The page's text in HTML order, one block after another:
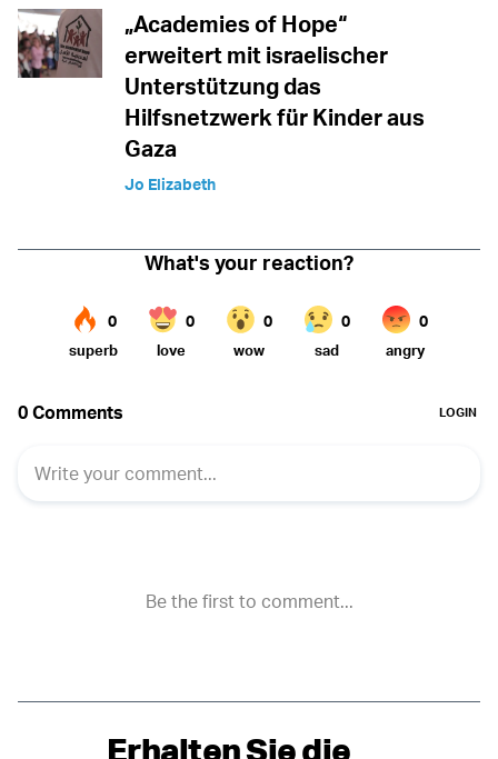
„Academies of Hope“
erweitert mit israelischer
Unterstützung das
Hilfsnetzwerk für Kinder aus
Gaza
Jo Elizabeth
Erhalten Sie die